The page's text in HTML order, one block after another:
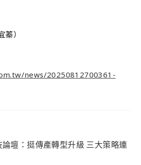
蓁）
news/20250812700361-
壇：挺傳產轉型升級 三大策略連